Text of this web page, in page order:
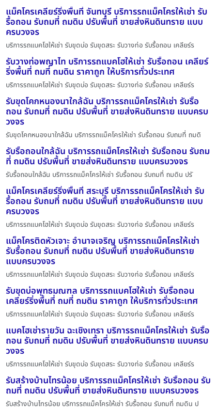
แม็คโครเคลียร์ริ่งพื้นที่ จันทบุรี บริการรถแม็คโครให้เช่า รับ
รื้อถอน รับถมที่ ถมดิน ปรับพื้นที่ ขายส่งหินดินทราย แบบ
ครบวงจร
บริการรถแบคโฮให้เช่า รับขุดบ่อ รับขุดสระ รับวางท่อ รับรื้อถอน เคลียร์ร
รับวางท่อพญาไท บริการรถแบคโฮให้เช่า รับรื้อถอน เคลียร์
ริ่งพื้นที่ ถมที่ ถมดิน ราคาถูก ให้บริการทั่วประเทศ
บริการรถแบคโฮให้เช่า รับขุดบ่อ รับขุดสระ รับวางท่อ รับรื้อถอน เคลียร์ร
รับขุดโคกหนองนาใกล้ฉัน บริการรถแม็คโครให้เช่า รับรื้อ
ถอน รับถมที่ ถมดิน ปรับพื้นที่ ขายส่งหินดินทราย แบบครบ
วงจร
รับขุดโคกหนองนาใกล้ฉัน บริการรถแม็คโครให้เช่า รับรื้อถอน รับถมที่ ถมดิ
รับรื้อถอนใกล้ฉัน บริการรถแม็คโครให้เช่า รับรื้อถอน รับถม
ที่ ถมดิน ปรับพื้นที่ ขายส่งหินดินทราย แบบครบวงจร
รับรื้อถอนใกล้ฉัน บริการรถแม็คโครให้เช่า รับรื้อถอน รับถมที่ ถมดิน ปรั
แม็คโครเคลียร์ริ่งพื้นที่ สระบุรี บริการรถแม็คโครให้เช่า รับ
รื้อถอน รับถมที่ ถมดิน ปรับพื้นที่ ขายส่งหินดินทราย แบบ
ครบวงจร
บริการรถแบคโฮให้เช่า รับขุดบ่อ รับขุดสระ รับวางท่อ รับรื้อถอน เคลียร์ร
แม็คโครติดหัวเจาะ อำนาจเจริญ บริการรถแม็คโครให้เช่า
รับรื้อถอน รับถมที่ ถมดิน ปรับพื้นที่ ขายส่งหินดินทราย
แบบครบวงจร
บริการรถแบคโฮให้เช่า รับขุดบ่อ รับขุดสระ รับวางท่อ รับรื้อถอน เคลียร์ร
รับขุดบ่อพุทธมณฑล บริการรถแบคโฮให้เช่า รับรื้อถอน
เคลียร์ริ่งพื้นที่ ถมที่ ถมดิน ราคาถูก ให้บริการทั่วประเทศ
บริการรถแบคโฮให้เช่า รับขุดบ่อ รับขุดสระ รับวางท่อ รับรื้อถอน เคลียร์ร
แบคโฮเช่ารายวัน ฉะเชิงเทรา บริการรถแม็คโครให้เช่า รับรื้อ
ถอน รับถมที่ ถมดิน ปรับพื้นที่ ขายส่งหินดินทราย แบบครบ
วงจร
บริการรถแบคโฮให้เช่า รับขุดบ่อ รับขุดสระ รับวางท่อ รับรื้อถอน เคลียร์ร
รับสร้างบ้านไทรน้อย บริการรถแม็คโครให้เช่า รับรื้อถอน รับ
ถมที่ ถมดิน ปรับพื้นที่ ขายส่งหินดินทราย แบบครบวงจร
รับสร้างบ้านไทรน้อย บริการรถแม็คโครให้เช่า รับรื้อถอน รับถมที่ ถมดิน ป